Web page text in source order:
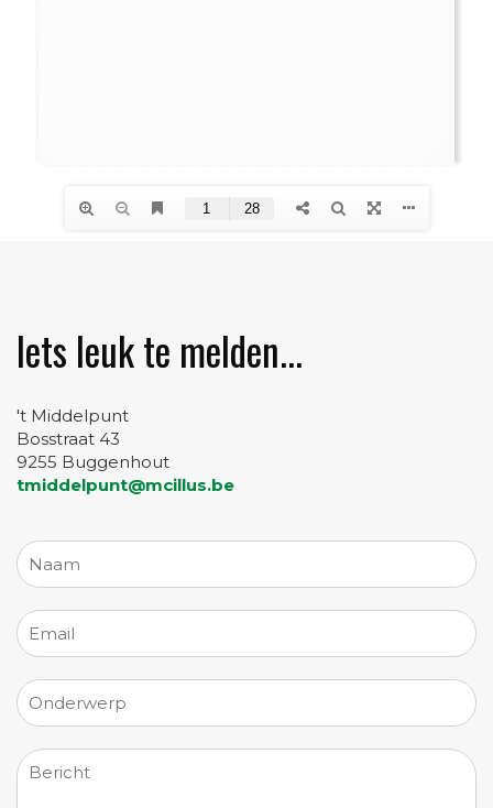
Iets leuk te melden...
't Middelpunt
Bosstraat 43
9255 Buggenhout
tmiddelpunt@mcillus.be